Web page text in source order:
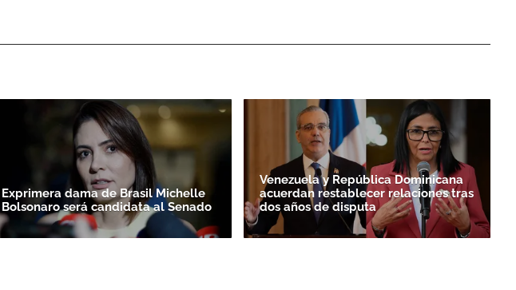
Exprimera dama de Brasil Michelle
Bolsonaro será candidata al Senado
Venezuela y República Dominicana
acuerdan restablecer relaciones tras
dos años de disputa